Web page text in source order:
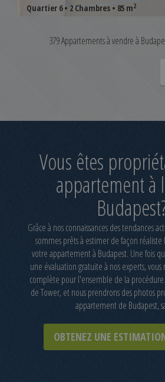
Quartier 6 • 2 Chambres • 85 m2
379 Appartements à vendre à
Vous êtes
appartement à
Grâce à nos connaissances des tendances
sommes prêts à estimer de façon
votre appartement à Budapest. Une fois
une évaluation gratuite à nos experts, vous
complète pour l'ensemble de la
de Tower, et nous prendrons des photos
appartement de Budapest,
OBTENEZ UNE